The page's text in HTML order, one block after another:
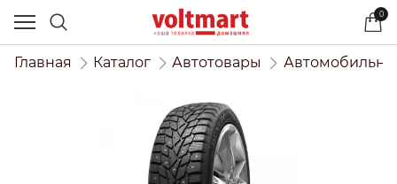
0
Главная Каталог Автотовары